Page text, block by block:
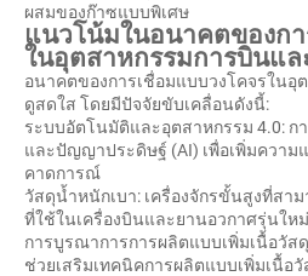
ผสมของก๊าซแบบพิเศษ
แนวโน้มในอนาคตของก
ในอุตสาหกรรมการบินแล
อนาคตของการเชื่อมแบบวงโคจรในอุ
ดูสดใส โดยมีปัจจัยขับเคลื่อนดังนี้:
ระบบอัตโนมัติและอุตสาหกรรม 4.0:
และปัญญาประดิษฐ์ (AI) เพื่อเพิ่มความ
คาดการณ์
วัสดุน้ำหนักเบา: เครื่องจักรขั้นสูงที่สา
ที่ใช้ในเครื่องบินและยานอวกาศรุ่นใหม่
การบูรณาการการผลิตแบบเพิ่มเนื้อวัส
ช่วยเสริมเทคนิคการผลิตแบบเพิ่มเนื้อ